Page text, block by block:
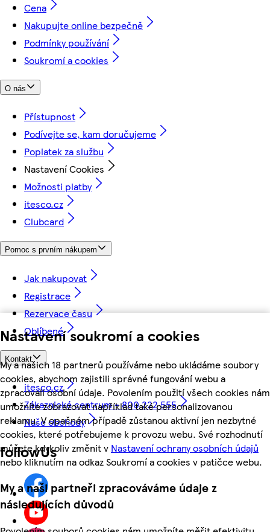
Nastavení soukromí a cookies
My a našich 18 partnerů používáme nebo ukládáme soubory
cookies, abychom zajistili správné fungování webu a
zpracovali osobní údaje. Povolením použití všech cookies nám
umožníte zobrazovat například také personalizovanou
reklamu. V opačném případě zůstanou aktivní jen nezbytné
cookies, které potřebujeme k provozu webu. Své rozhodnutí
můžete kdykoliv změnit v Nastavení ochrany osobních údajů
nebo kliknutím na odkaz Soukromí a cookies v patičce webu.
My a naši partneři zpracováváme údaje z
následujících důvodů
Cena
Nakupujte online bezpečně
Podmínky používání
Soukromí a cookies
O nás
Přístupnost
Podívejte se, kam doručujeme
Poplatek za službu
Nastavení Cookies
Možnosti platby
itesco.cz
Clubcard
Pomoc s prvním nákupem
Jak nakupovat
Registrace
Rezervace času
Oblíbené
Kontakt
itesco.cz
Zákaznické centrum - 800 222 555
Naše obchody
followUs